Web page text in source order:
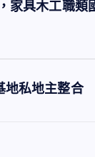
家具木工職
地私地主整合